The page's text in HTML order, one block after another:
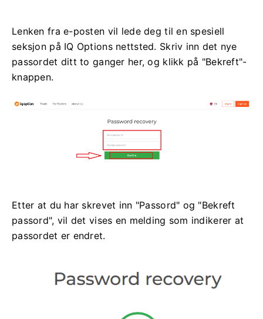
Lenken fra e-posten vil lede deg til en spesiell
seksjon på IQ Options nettsted. Skriv inn det nye
passordet ditt to ganger her, og klikk på "Bekreft"-
knappen.
Etter at du har skrevet inn "Passord" og "Bekreft
passord", vil det vises en melding som indikerer at
passordet er endret.